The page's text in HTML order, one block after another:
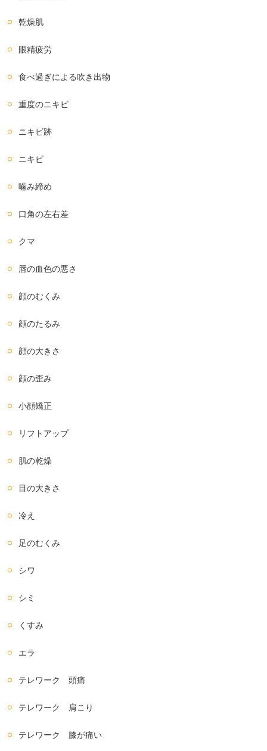
乾燥肌
眼精疲労
食べ過ぎによる吹き出物
重度のニキビ
ニキビ跡
ニキビ
噛み締め
口角の左右差
クマ
唇の血色の悪さ
顔のむくみ
顔のたるみ
顔の大きさ
顔の歪み
小顔矯正
リフトアップ
肌の乾燥
目の大きさ
冷え
足のむくみ
シワ
シミ
くすみ
エラ
テレワーク 頭痛
テレワーク 肩こり
テレワーク 膝が痛い